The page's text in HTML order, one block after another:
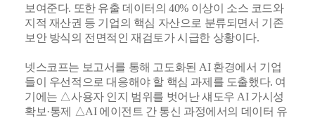
보여준다. 또한 유출 데이터의 40% 이상이 소스 코드와
지적 재산권 등 기업의 핵심 자산으로 분류되면서 기존
보안 방식의 전면적인 재검토가 시급한 상황이다.
넷스코프는 보고서를 통해 고도화된 AI 환경에서 기업
들이 우선적으로 대응해야 할 핵심 과제를 도출했다. 여
기에는 △사용자 인지 범위를 벗어난 섀도우 AI 가시성
확보·통제 △AI 에이전트 간 통신 과정에서의 데이터 유